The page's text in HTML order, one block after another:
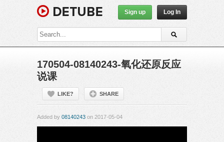
Sign up Log In
170504-08140243-氧化还原反应
说课
LIKE? SHARE
Added by 08140243 on 2017-05-04